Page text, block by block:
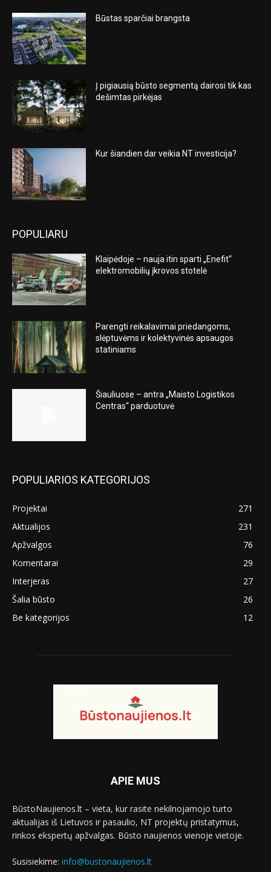
Būstas sparčiai brangsta
Į pigiausią būsto segmentą dairosi tik kas
dešimtas pirkėjas
Kur šiandien dar veikia NT investicija?
POPULIARU
Klaipėdoje – nauja itin sparti „Enefit“
elektromobilių įkrovos stotelė
Parengti reikalavimai priedangoms,
slėptuvėms ir kolektyvinės apsaugos
statiniams
Šiauliuose – antra „Maisto Logistikos
Centras“ parduotuvė
POPULIARIOS KATEGORIJOS
Projektai
271
Aktualijos
231
Apžvalgos
76
Komentarai
29
Interjeras
27
Šalia būsto
26
Be kategorijos
12
APIE MUS
BūstoNaujienos.lt – vieta, kur rasite nekilnojamojo turto
aktualijas iš Lietuvos ir pasaulio, NT projektų pristatymus,
rinkos ekspertų apžvalgas. Būsto naujienos vienoje vietoje.
Susisiekime: info@bustonaujienos.lt